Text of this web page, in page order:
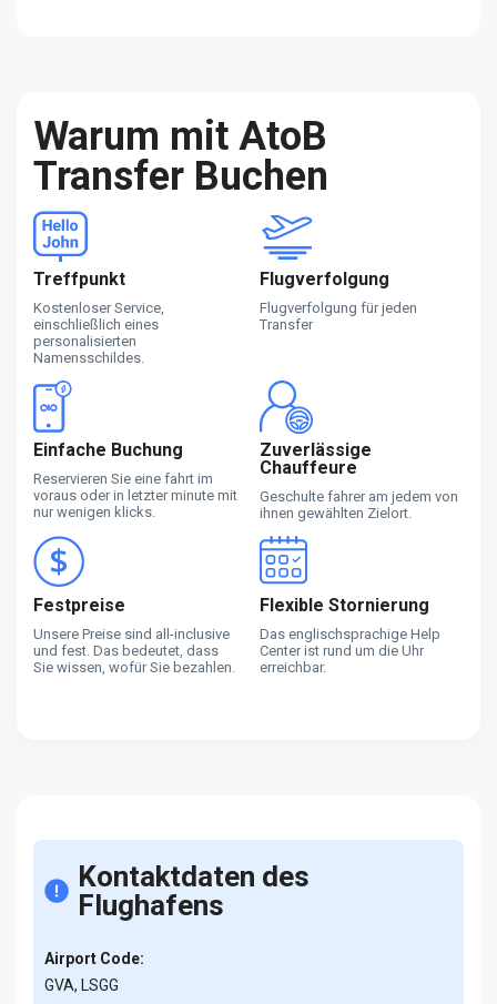
Warum mit AtoB
Transfer Buchen
Treffpunkt
Kostenloser Service,
einschließlich eines
personalisierten
Namensschildes.
Flugverfolgung
Flugverfolgung für jeden
Transfer
Einfache Buchung
Reservieren Sie eine fahrt im
voraus oder in letzter minute mit
nur wenigen klicks.
Zuverlässige
Chauffeure
Geschulte fahrer am jedem von
ihnen gewählten Zielort.
Festpreise
Unsere Preise sind all-inclusive
und fest. Das bedeutet, dass
Sie wissen, wofür Sie bezahlen.
Flexible Stornierung
Das englischsprachige Help
Center ist rund um die Uhr
erreichbar.
Kontaktdaten des
Flughafens
Airport Code:
GVA, LSGG